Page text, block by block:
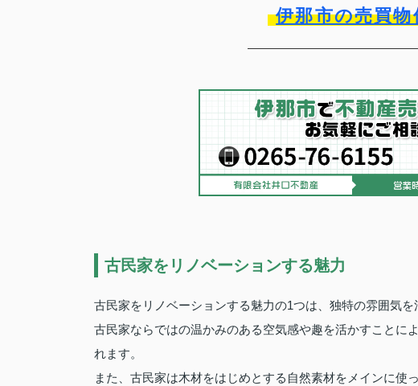
伊那市の売買
古民家をリノベーションする魅力
古民家をリノベーションする魅力の1つは、独特の雰囲気を
古民家ならではの温かみのある空気感や趣を活かすことに
れます。
また、古民家は木材をはじめとする自然素材をメインに使